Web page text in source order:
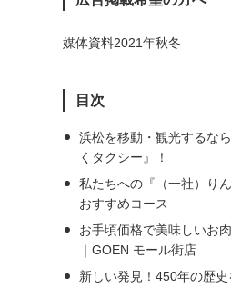
媒体資料2021年秋冬
目次
浜松を移動・観光するな
くタクシー』！
私たちへの『（一社）り
おすすめコース
お手頃価格で美味しいお
｜GOEN モール街店
新しい発見！450年の歴史